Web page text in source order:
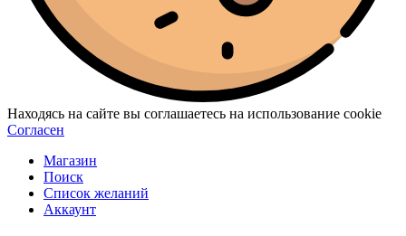
Находясь на сайте вы соглашаетесь на использование cookie
Согласен
Магазин
Поиск
Список желаний
Аккаунт